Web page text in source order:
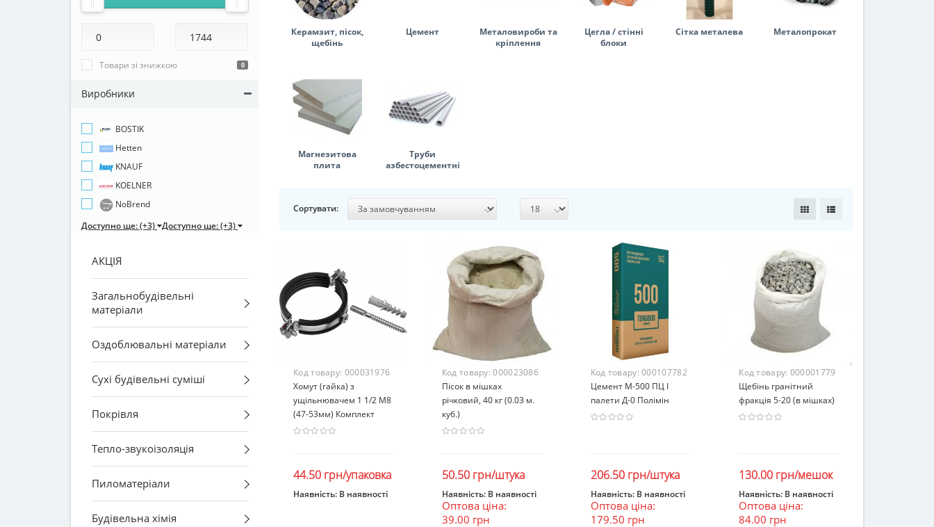
Товари зі знижкою 0
Виробники
BOSTIK
Hetten
KNAUF
KOELNER
NoBrend
Доступно ще: (+3) Доступно ще: (+3)
АКЦІЯ
Загальнобудівельні
матеріали
Оздоблювальні матеріали
Сухі будівельні суміші
Покрівля
Тепло-звукоізоляція
Пиломатеріали
Будівельна хімія
Керамзит, пісок,
щебінь
Цемент
Металовироби та
кріплення
Цегла / стінні
блоки
Сітка металева Металопрокат
Магнезитова
плита
Труби
азбестоцементні
Сортувати:
Код товару: 000031976
Хомут (гайка) з
ущільнювачем 1 1/2 М8
(47-53мм) Комплект
44.50 грн/упаковка
Наявність: В наявності
Код товару:000023086
Пісок в мішках
річковий, 40 кг (0.03 м.
куб.)
50.50 грн/штука
В кошик
Наявність: В наявності
Оптова ціна:
39.00 грн
Код товару:000107782
Цемент М-500 ПЦ I
палети Д-0 Полімін
206.50 грн/штука
В кошик
Наявність: В наявності
Оптова ціна:
179.50 грн
Код товару: 000001779
Щебінь гранітний
фракція 5-20 (в мішках)
130.00 грн/мешок
В кошик
Наявність: В наявності
Оптова ціна:
84.00 грн